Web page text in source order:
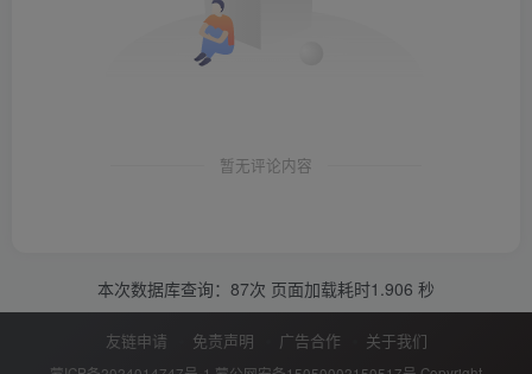
暂无评论内容
本次数据库查询：87次 页面加载耗时1.906 秒
友链申请 免责声明 广告合作 关于我们